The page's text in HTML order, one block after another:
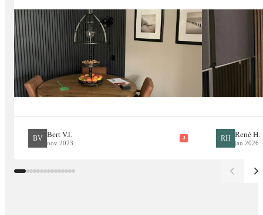
BV Bert V.l.
nov 2023
J RH René H.
jan 2026